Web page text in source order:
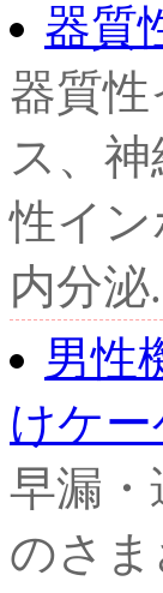
器質
器質
ス、
性イ
内分泌
男性
けケ
早漏
のさ